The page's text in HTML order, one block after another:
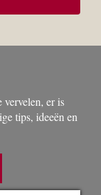
er is
tips, ideeën en